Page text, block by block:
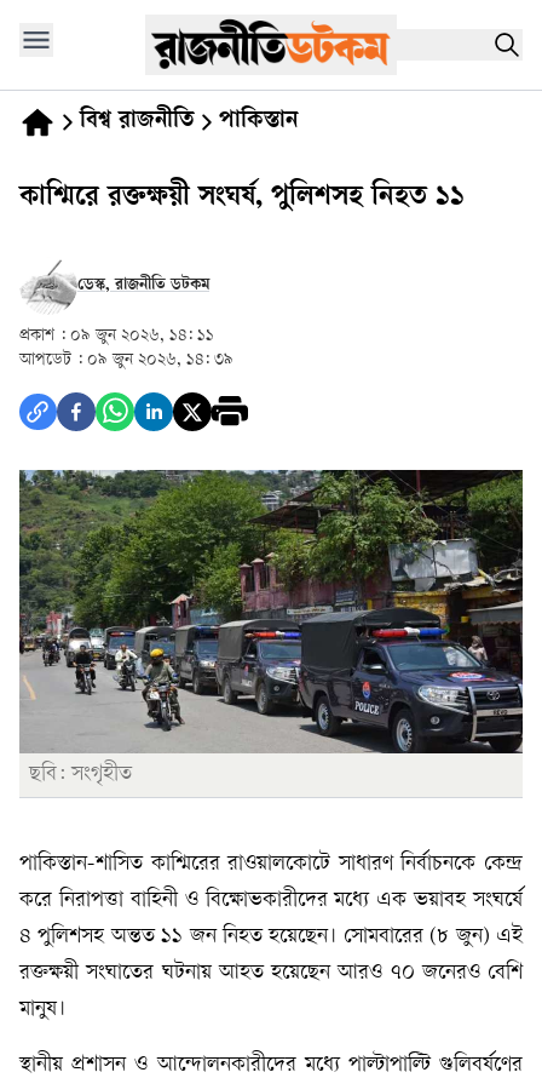
বিশ্ব রাজনীতি পাকিস্তান
কাশ্মিরে রক্তক্ষয়ী সংঘর্ষ, পুলিশসহ নিহত ১১
ডেস্ক, রাজনীতি ডটকম
প্রকাশ : ০৯ জুন ২০২৬, ১৪: ১১
আপডেট : ০৯ জুন ২০২৬, ১৪: ৩৯
ছবি: সংগৃহীত
পাকিস্তান-শাসিত কাশ্মিরের রাওয়ালকোটে সাধারণ নির্বাচনকে কেন্দ্র
করে নিরাপত্তা বাহিনী ও বিক্ষোভকারীদের মধ্যে এক ভয়াবহ সংঘর্ষে
৪ পুলিশসহ অন্তত ১১ জন নিহত হয়েছেন। সোমবারের (৮ জুন) এই
রক্তক্ষয়ী সংঘাতের ঘটনায় আহত হয়েছেন আরও ৭০ জনেরও বেশি
মানুষ।
স্থানীয় প্রশাসন ও আন্দোলনকারীদের মধ্যে পাল্টাপাল্টি গুলিবর্ষণের